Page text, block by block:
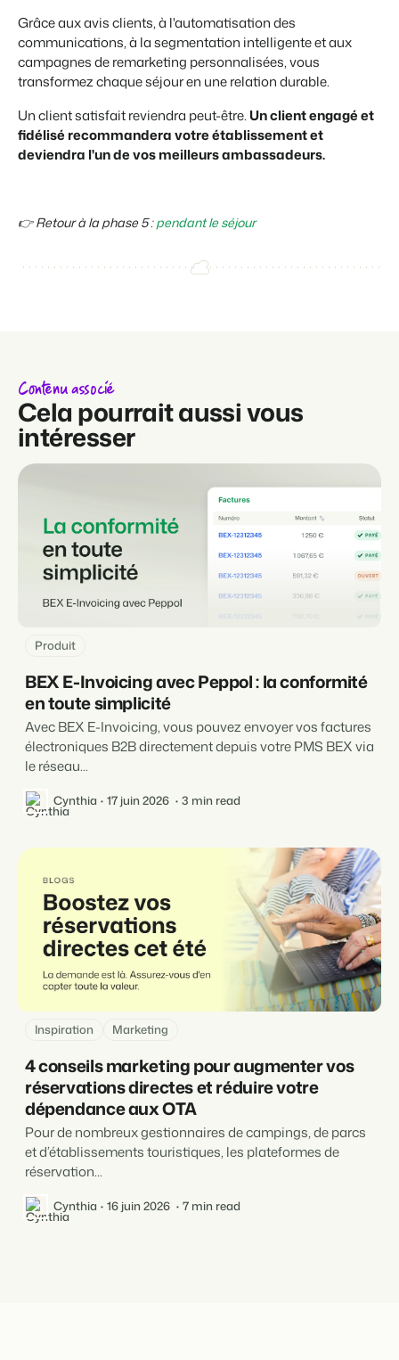
Grâce aux avis clients, à l'automatisation des
communications, à la segmentation intelligente et aux
campagnes de remarketing personnalisées, vous
transformez chaque séjour en une relation durable.
Un client satisfait reviendra peut-être.Un client engagé et
fidélisé recommandera votre établissement et
deviendra l'un de vos meilleurs ambassadeurs.
👉 Retour à la phase 5 : pendant le séjour
Contenu associé
Cela pourrait aussi vous
intéresser
Produit
BEX E-Invoicing avec Peppol : la conformité
en toute simplicité
Avec BEX E-Invoicing, vous pouvez envoyer vos factures
électroniques B2B directement depuis votre PMS BEX via
le réseau...
Cynthia 17 juin 2026 3 min read
Inspiration Marketing
4 conseils marketing pour augmenter vos
réservations directes et réduire votre
dépendance aux OTA
Pour de nombreux gestionnaires de campings, de parcs
et d’établissements touristiques, les plateformes de
réservation...
Cynthia 16 juin 2026 7 min read